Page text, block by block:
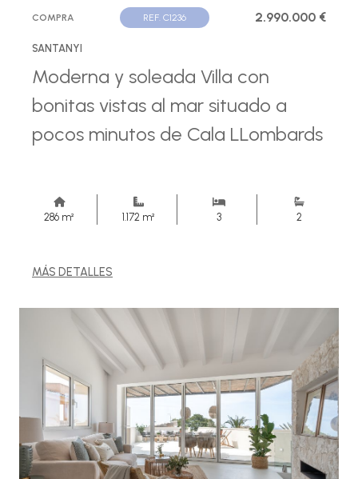
COMPRA REF. C1236 2.990.000 €
SANTANYI
Moderna y soleada Villa con
bonitas vistas al mar situado a
pocos minutos de Cala LLombards
286 m² 1.172 m² 3 2
MÁS DETALLES